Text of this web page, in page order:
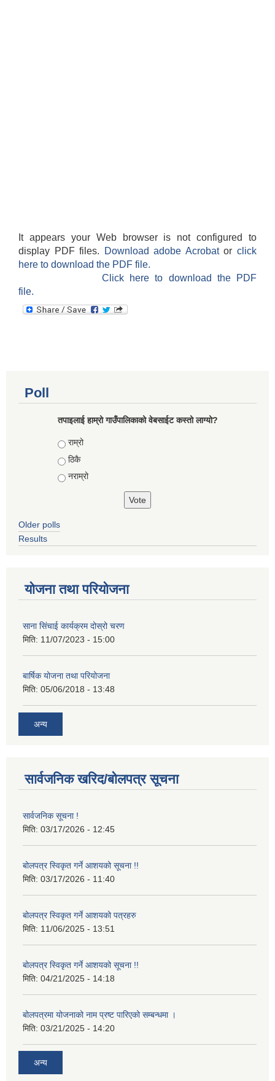
It appears your Web browser is not configured to
display PDF files.
Download adobe Acrobatorclick
here to download the PDF file.
Click here to download the PDF
file.
Poll
तपाइलाई हाम्रो गाउँपालिकाको वेबसाईट कस्तो लाग्यो?
Choices
राम्रो
ठिकै
नराम्रो
Older polls
Results
योजना तथा परियोजना
साना सिंचाई कार्यक्रम दोस्रो चरण
मिति: 11/07/2023 - 15:00
बार्षिक योजना तथा परियोजना
मिति: 05/06/2018 - 13:48
अन्य
सार्वजनिक खरिद/बोलपत्र सूचना
सार्वजनिक सूचना !
मिति: 03/17/2026 - 12:45
बोलपत्र स्विकृत गर्ने आशयको सूचना !!
मिति: 03/17/2026 - 11:40
बोलपत्र स्विकृत गर्ने आशयको पत्रहरु
मिति: 11/06/2025 - 13:51
बोलपत्र स्विकृत गर्ने आशयको सूचना !!
मिति: 04/21/2025 - 14:18
बोलपत्रमा योजनाको नाम प्रष्ट पारिएको सम्बन्धमा ।
मिति: 03/21/2025 - 14:20
अन्य